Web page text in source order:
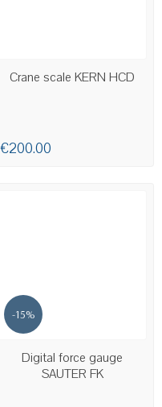
AVAILABLE
Crane scale KERN HCD
€200.00
-15%
AVAILABLE
Digital force gauge
SAUTER FK